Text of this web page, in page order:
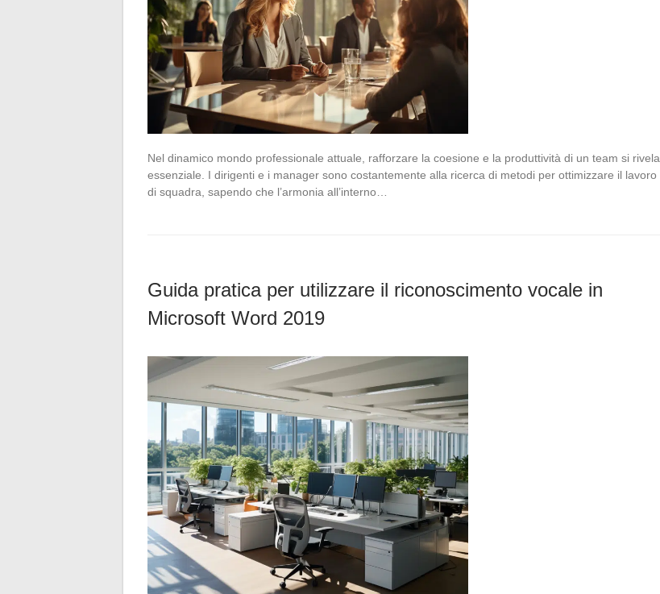
Nel dinamico mondo professionale attuale, rafforzare la coesione e la produttività di un team si rivela
essenziale. I dirigenti e i manager sono costantemente alla ricerca di metodi per ottimizzare il lavoro
di squadra, sapendo che l’armonia all’interno…
Guida pratica per utilizzare il riconoscimento vocale in
Microsoft Word 2019